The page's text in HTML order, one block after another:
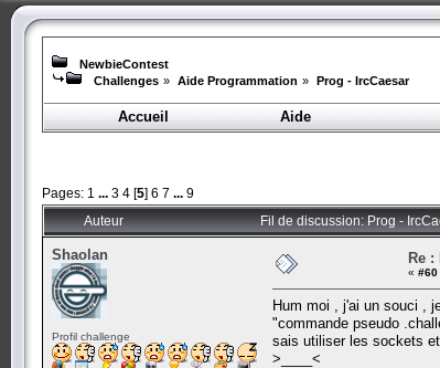
NewbieContest
Challenges » Aide Programmation » Prog - IrcCaesar
Accueil
Aide
Pages: 1 ... 3 4 [5] 6 7 ... 9
Auteur Fil de discussion: Prog -
Shaolan
Profil challenge
Re
« #60
Hum moi , j'ai un souci ,
"commande pseudo
sais utiliser les sockets
>____<